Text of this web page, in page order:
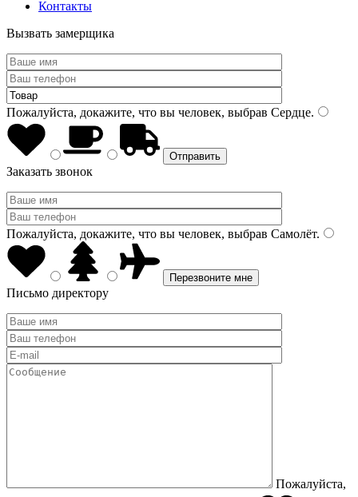
Контакты
Вызвать замерщика
Пожалуйста, докажите, что вы человек, выбрав Сердце.
Заказать звонок
Пожалуйста, докажите, что вы человек, выбрав Самолёт.
Письмо директору
Пожалуйста,